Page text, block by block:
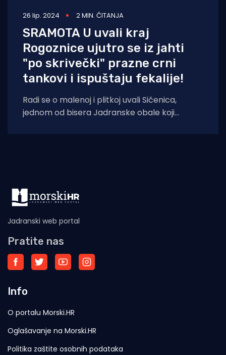
26 lip. 2024 2 MIN. ČITANJA
SRAMOTA U uvali kraj
Rogoznice ujutro se iz jahti
"po skrivečki" prazne crni
tankovi i ispuštaju fekalije!
Radi se o malenoj i plitkoj uvali Sičenica,
jednom od bisera Jadranske obale koji
Jadranski web portal
Pratite nas
Info
O portalu Morski.HR
Oglašavanje na Morski.HR
Politika zaštite osobnih podataka